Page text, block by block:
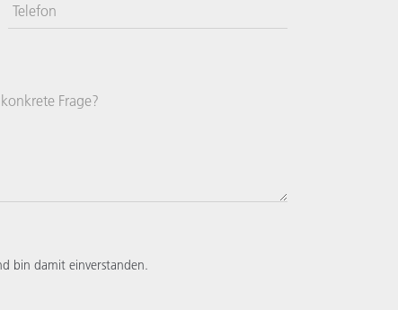
Vereinigte
Telefon
Frage?
bin damit einverstanden.